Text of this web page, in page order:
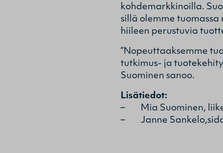
kohdemarkkinoilla.
sillä olemme
hiileen perustuvia
”Nopeuttaaksemme
tutkimus- ja
Suominen sanoo.
Lisätiedot:
– Mia Suominen,
– Janne